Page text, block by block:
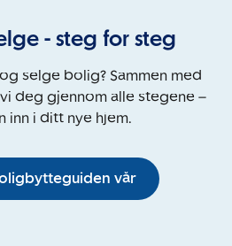
- steg for steg
selge bolig? Sammen med
deg gjennom alle stegene –
inn i ditt nye hjem.
vår